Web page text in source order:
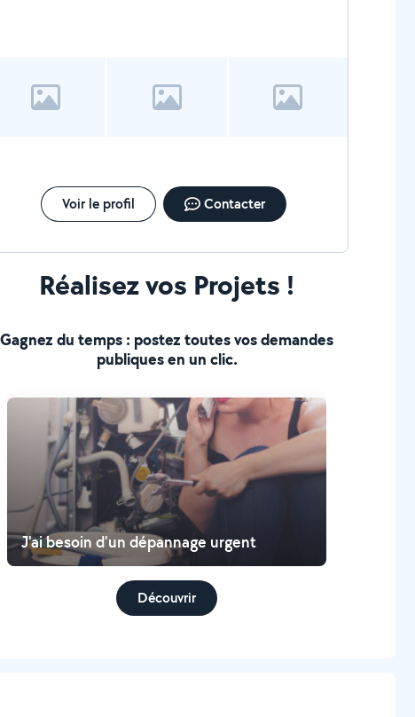
Voir le profil Contacter
Réalisez vos Projets !
Gagnez du temps : postez toutes vos demandes
publiques en un clic.
J'ai besoin d'un dépannage urgent
Découvrir